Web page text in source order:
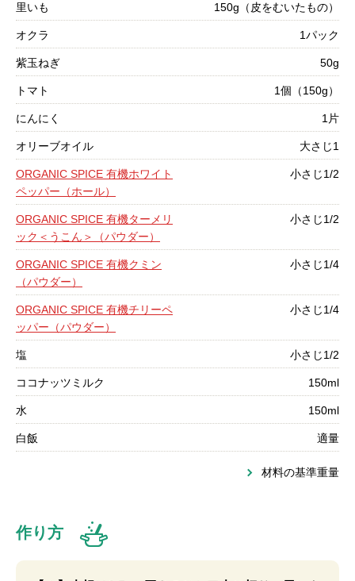
里いも 150g（皮をむいたもの）
オクラ 1パック
紫玉ねぎ 50g
トマト 1個（150g）
にんにく 1片
オリーブオイル 大さじ1
ORGANIC SPICE 有機ホワイト
ペッパー（ホール）
小さじ1/2
ORGANIC SPICE 有機ターメリ
ック＜うこん＞（パウダー）
小さじ1/2
ORGANIC SPICE 有機クミン
（パウダー）
小さじ1/4
ORGANIC SPICE 有機チリーペ
ッパー（パウダー）
小さじ1/4
塩 小さじ1/2
ココナッツミルク 150ml
水 150ml
白飯 適量
材料の基準重量
作り方